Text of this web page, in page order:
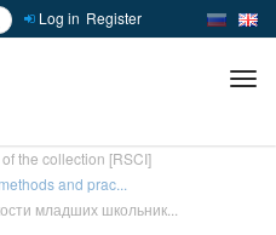
Log in Register
the collection [RSCI]
and prac...
младших школьник...